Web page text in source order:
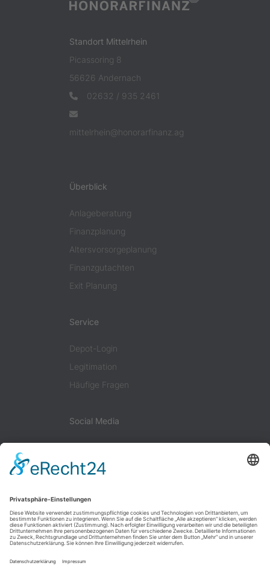
Standort Mittelrhein
Picassoring 8
56626 Andernach
02632 / 935 2461
mittelrhein@honorarfinanz.ag
Überblick
Anlageberatung
Finanzplanung
Altersvorsorgeplanung
Finanzgutachten
Exit Planung
Service
Depot-Login
Legitimation
Häufige Fragen
Social Media
LinkedIn
KONTAKT DATENSCHUTZ SOCIAL-MEDIA-DATENSCHUTZ